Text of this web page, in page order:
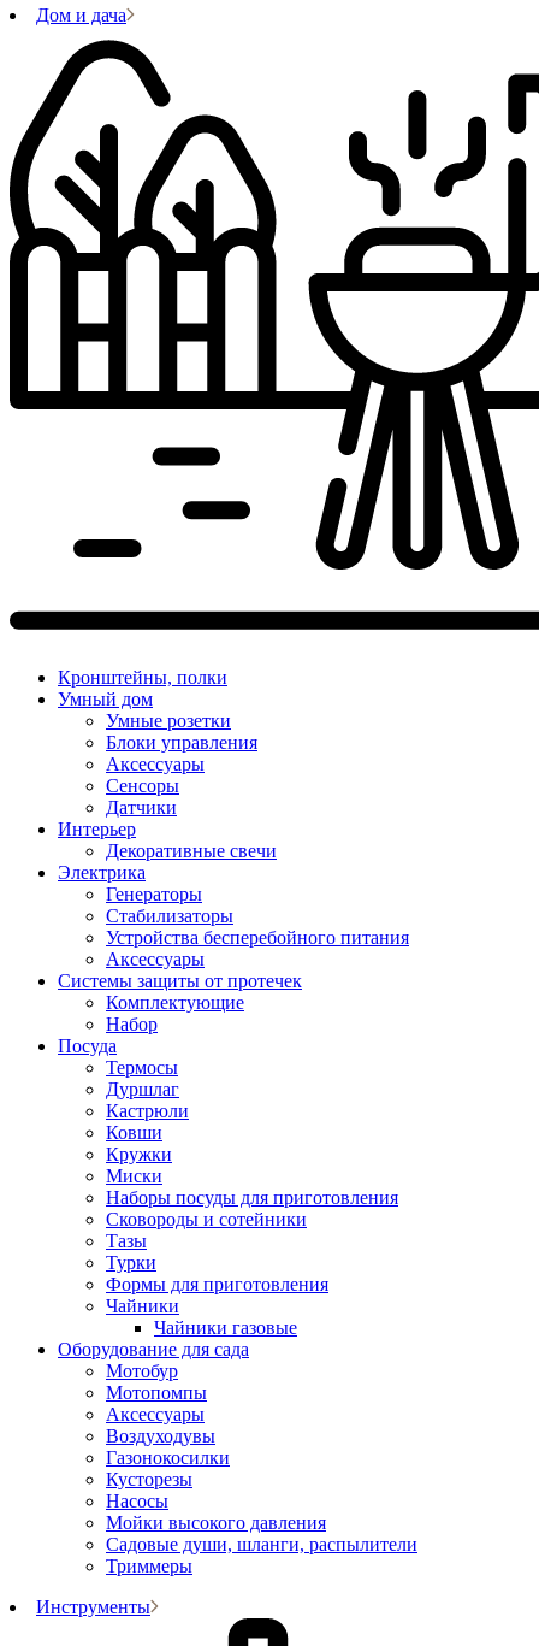
Дом и дача
Кронштейны, полки
Умный дом
Умные розетки
Блоки управления
Аксессуары
Сенсоры
Датчики
Интерьер
Декоративные свечи
Электрика
Генераторы
Стабилизаторы
Устройства бесперебойного питания
Аксессуары
Системы защиты от протечек
Комплектующие
Набор
Посуда
Термосы
Дуршлаг
Кастрюли
Ковши
Кружки
Миски
Наборы посуды для приготовления
Сковороды и сотейники
Тазы
Турки
Формы для приготовления
Чайники
Чайники газовые
Оборудование для сада
Мотобур
Мотопомпы
Аксессуары
Воздуходувы
Газонокосилки
Кусторезы
Насосы
Мойки высокого давления
Садовые души, шланги, распылители
Триммеры
Инструменты